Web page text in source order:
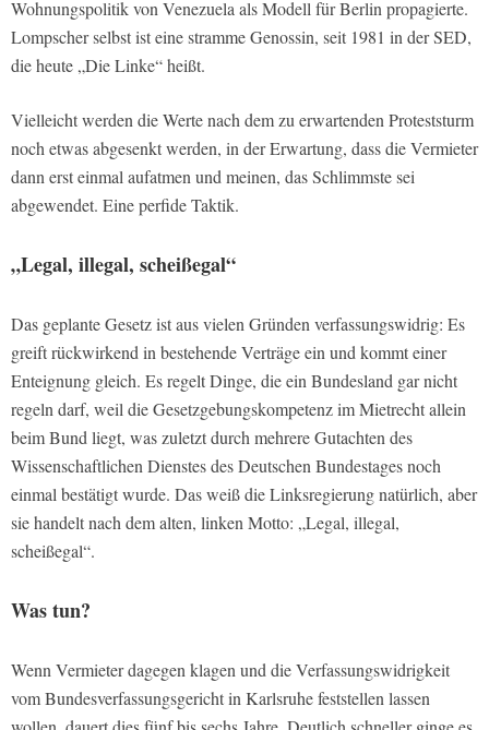
Wohnungspolitik von Venezuela als Modell für Berlin propagierte.
Lompscher selbst ist eine stramme Genossin, seit 1981 in der SED,
die heute „Die Linke“ heißt.
Vielleicht werden die Werte nach dem zu erwartenden Proteststurm
noch etwas abgesenkt werden, in der Erwartung, dass die Vermieter
dann erst einmal aufatmen und meinen, das Schlimmste sei
abgewendet. Eine perfide Taktik.
„Legal, illegal, scheißegal“
Das geplante Gesetz ist aus vielen Gründen verfassungswidrig: Es
greift rückwirkend in bestehende Verträge ein und kommt einer
Enteignung gleich. Es regelt Dinge, die ein Bundesland gar nicht
regeln darf, weil die Gesetzgebungskompetenz im Mietrecht allein
beim Bund liegt, was zuletzt durch mehrere Gutachten des
Wissenschaftlichen Dienstes des Deutschen Bundestages noch
einmal bestätigt wurde. Das weiß die Linksregierung natürlich, aber
sie handelt nach dem alten, linken Motto: „Legal, illegal,
scheißegal“.
Was tun?
Wenn Vermieter dagegen klagen und die Verfassungswidrigkeit
vom Bundesverfassungsgericht in Karlsruhe feststellen lassen